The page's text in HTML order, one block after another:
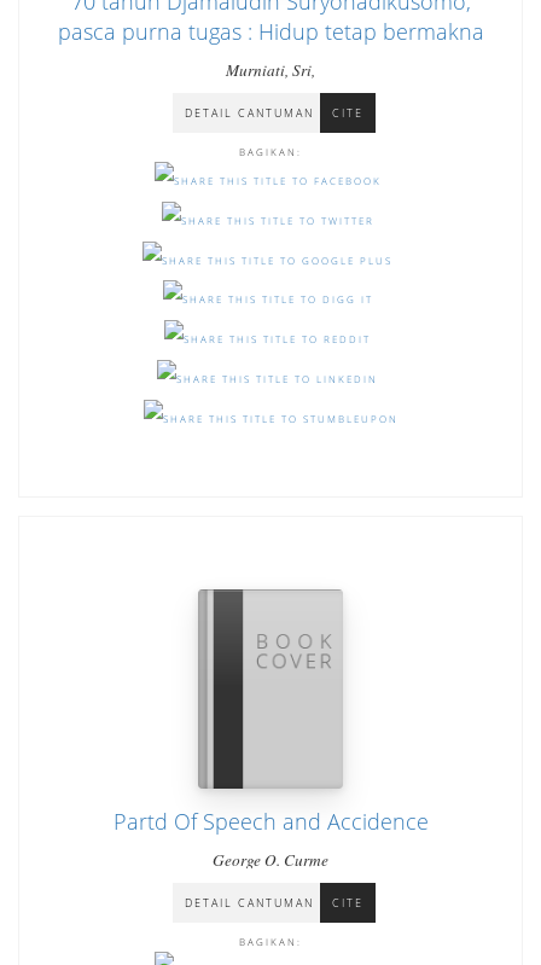
pasca purna tugas : Hidup tetap bermakna
Murniati, Sri,
DETAIL CANTUMAN CITE
BAGIKAN:
Partd Of Speech and Accidence
George O. Curme
DETAIL CANTUMAN CITE
BAGIKAN: